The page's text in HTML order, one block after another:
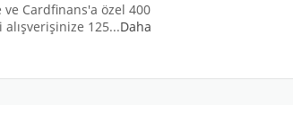
ve Cardfinans'a özel 400
alışverişinize 125...Daha